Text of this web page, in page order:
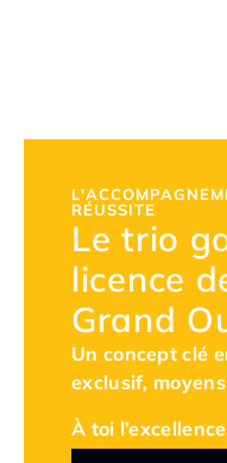
RÉUSSITE
Le trio
licence
Grand
Un concept clé
exclusif,
À toi